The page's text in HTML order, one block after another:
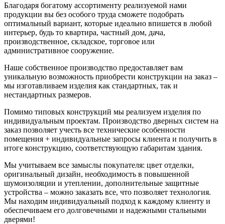
Благодаря богатому ассортименту реализуемой нами
продукции вы без особого труда сможете подобрать
оптимальный вариант, которые идеально впишется в любой
интерьер, будь то квартира, частный дом, дача,
производственное, складское, торговое или
административное сооружение.
Наше собственное производство предоставляет вам
уникальную возможность приобрести конструкции на заказ –
мы изготавливаем изделия как стандартных, так и
нестандартных размеров.
Помимо типовых конструкций мы реализуем изделия по
индивидуальным проектам. Производство дверных систем на
заказ позволяет учесть все технические особенности
помещения + индивидуальные запросы клиента и получить в
итоге конструкцию, соответствующую габаритам здания.
Мы учитываем все замыслы покупателя: цвет отделки,
оригинальный дизайн, необходимость в повышенной
шумоизоляции и утеплении, дополнительные защитные
устройства – можно заказать все, что позволяет технология.
Мы находим индивидуальный подход к каждому клиенту и
обеспечиваем его долговечными и надежными стальными
дверями!